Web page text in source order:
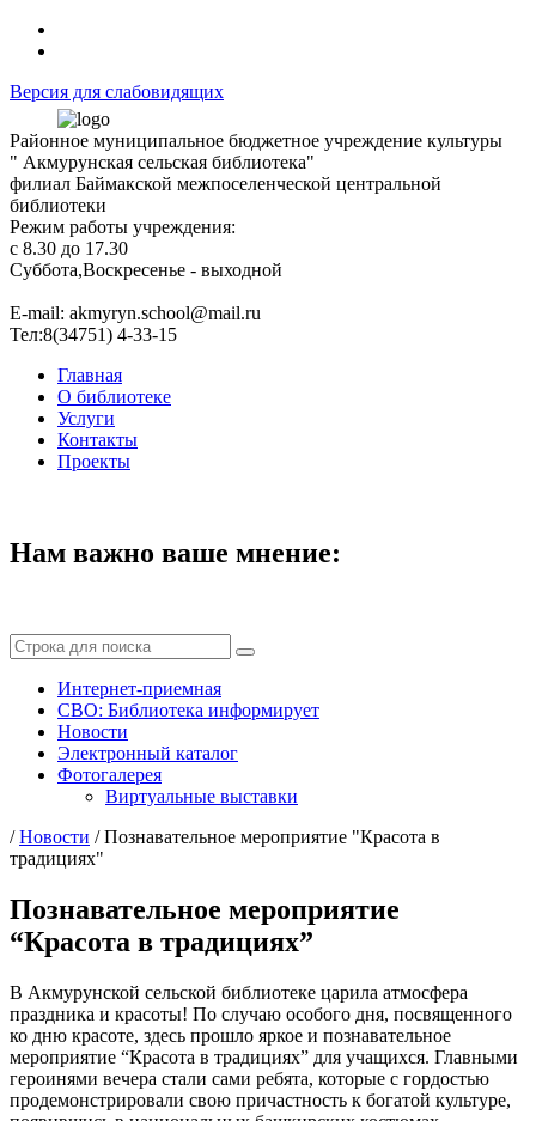
Версия для слабовидящих
Районное муниципальное бюджетное учреждение культуры
" Акмурунская сельская библиотека"
филиал Баймакской межпоселенческой центральной
библиотеки
Режим работы учреждения:
с 8.30 до 17.30
Суббота,Воскресенье - выходной
Е-mail: akmyryn.school@mail.ru
Тел:8(34751) 4-33-15
Главная
О библиотеке
Услуги
Контакты
Проекты
Нам важно ваше мнение:
Интернет-приемная
СВО: Библиотека информирует
Новости
Электронный каталог
Фотогалерея
Виртуальные выставки
/Новости /Познавательное мероприятие "Красота в
традициях"
Познавательное мероприятие
“Красота в традициях”
В Акмурунской сельской библиотеке царила атмосфера
праздника и красоты! По случаю особого дня, посвященного
ко дню красоте, здесь прошло яркое и познавательное
мероприятие “Красота в традициях” для учащихся. Главными
героинями вечера стали сами ребята, которые с гордостью
продемонстрировали свою причастность к богатой культуре,